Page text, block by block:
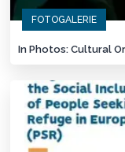
FOTOGALERIE
In Photos: Cultural